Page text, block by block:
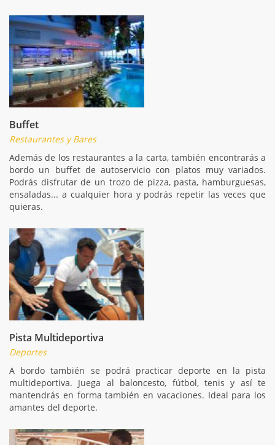
Buffet
Restaurantes y Bares
Además de los restaurantes a la carta, también encontrarás a
bordo un buffet de autoservicio con platos muy variados.
Podrás disfrutar de un trozo de pizza, pasta, hamburguesas,
ensaladas... a cualquier hora y podrás repetir las veces que
quieras.
Pista Multideportiva
Deportes
A bordo también se podrá practicar deporte en la pista
multideportiva. Juega al baloncesto, fútbol, tenis y así te
mantendrás en forma también en vacaciones. Ideal para los
amantes del deporte.